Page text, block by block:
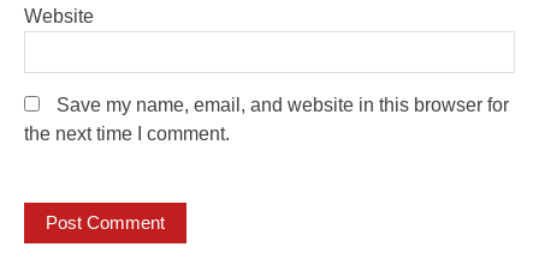
Website
Save my name, email, and website in this browser for
the next time I comment.